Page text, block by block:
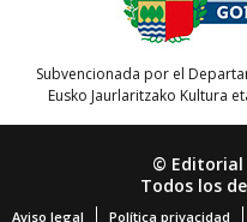
Subvencionada por el
Eusko Jaurlaritzako Kultura
© Editorial
Todos los
Aviso legal Política privacidad